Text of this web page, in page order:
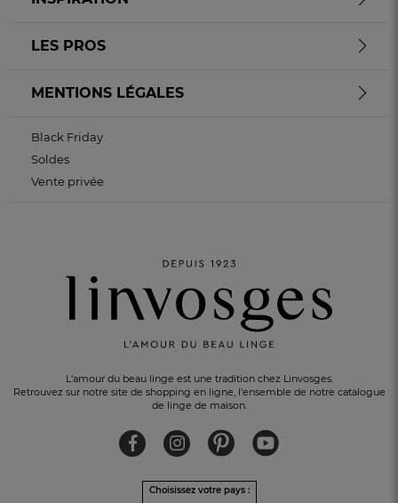
L'amour du beau linge est une tradition chez Linvosges.
Retrouvez sur notre site de shopping en ligne, l'ensemble de notre catalogue
de linge de maison.
Choisissez votre pays :
LES PROS
MENTIONS LÉGALES
Black Friday
Soldes
Vente privée